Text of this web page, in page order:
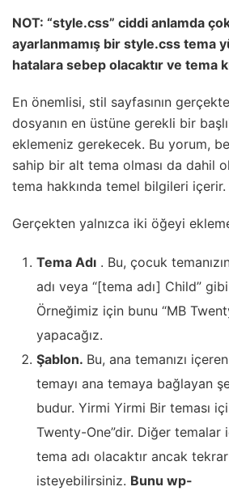
NOT: “style.css” ciddi anlamda
ayarlanmamış bir style.css tema
hatalara sebep olacaktır ve tema
En önemlisi, stil sayfasının
dosyanın en üstüne gerekli bir
eklemeniz gerekecek. Bu yorum,
sahip bir alt tema olması da dahil
tema hakkında temel bilgileri içerir.
Gerçekten yalnızca iki öğeyi
Tema Adı . Bu, çocuk
adı veya “[tema adı] Child”
Örneğimiz için bunu “MB
yapacağız.
Şablon. Bu, ana temanızı
temayı ana temaya bağlayan
budur. Yirmi Yirmi Bir teması
Twenty-One”dir. Diğer temalar
tema adı olacaktır ancak
isteyebilirsiniz. Bunu wp-